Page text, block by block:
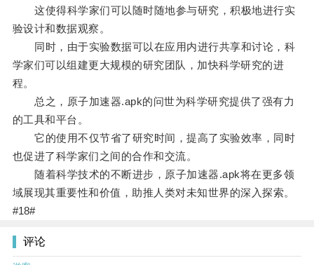
这使得科学家们可以随时随地参与研究，积极地进行实
验设计和数据观察。
同时，由于实验数据可以在应用内进行共享和讨论，科
学家们可以组建更大规模的研究团队，加快科学研究的进
程。
总之，原子加速器.apk的问世为科学研究提供了强有力
的工具和平台。
它的使用不仅节省了研究时间，提高了实验效率，同时
也促进了科学家们之间的合作和交流。
随着科学技术的不断进步，原子加速器.apk将在更多领
域展现其重要性和价值，助推人类对未知世界的深入探索。
#18#
评论